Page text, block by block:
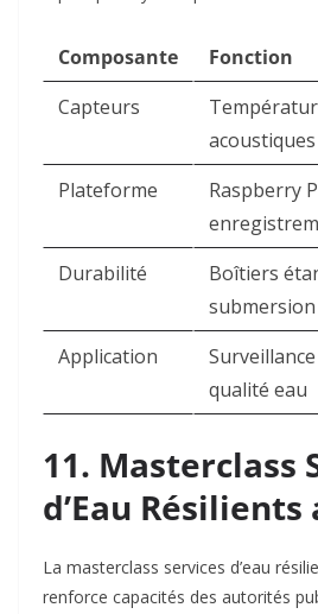
Composante
Fonction
Capteurs
acoustiques ​
Plateforme
Raspberry
Durabilité
Boîtiers
submersion ​
Application
qualité eau ​
11. Masterclass
d’Eau
La masterclass services d’eau
renforce capacités des autorités